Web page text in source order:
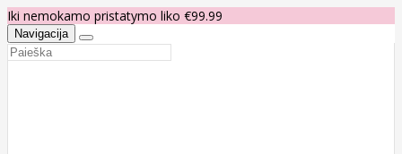
Iki nemokamo pristatymo liko €99.99
Navigacija